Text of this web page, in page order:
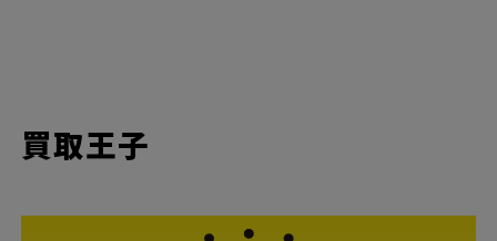
買取王子